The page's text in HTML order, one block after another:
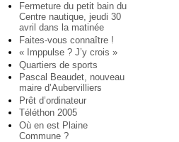
Fermeture du petit bain du
Centre nautique, jeudi 30
avril dans la matinée
Faites-vous connaître !
« Imppulse ? J’y crois »
Quartiers de sports
Pascal Beaudet, nouveau
maire d’Aubervilliers
Prêt d’ordinateur
Téléthon 2005
Où en est Plaine
Commune ?